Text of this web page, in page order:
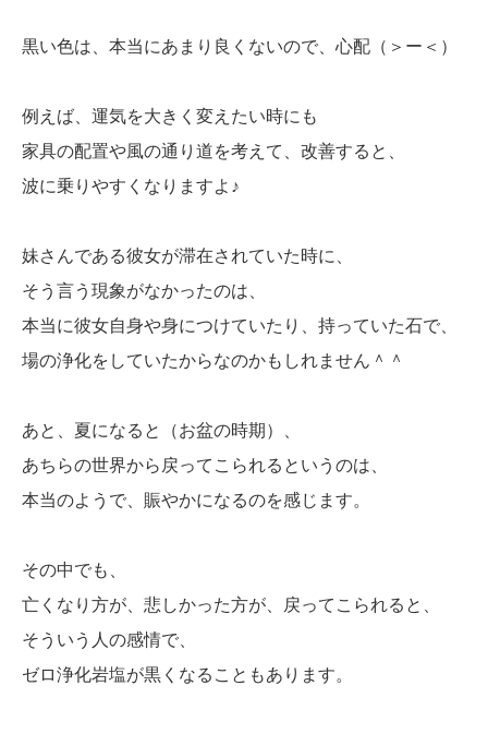
黒い色は、本当にあまり良くないので、心配（＞ー＜）
例えば、運気を大きく変えたい時にも
家具の配置や風の通り道を考えて、改善すると、
波に乗りやすくなりますよ♪
妹さんである彼女が滞在されていた時に、
そう言う現象がなかったのは、
本当に彼女自身や身につけていたり、持っていた石で、
場の浄化をしていたからなのかもしれません＾＾
あと、夏になると（お盆の時期）、
あちらの世界から戻ってこられるというのは、
本当のようで、賑やかになるのを感じます。
その中でも、
亡くなり方が、悲しかった方が、戻ってこられると、
そういう人の感情で、
ゼロ浄化岩塩が黒くなることもあります。